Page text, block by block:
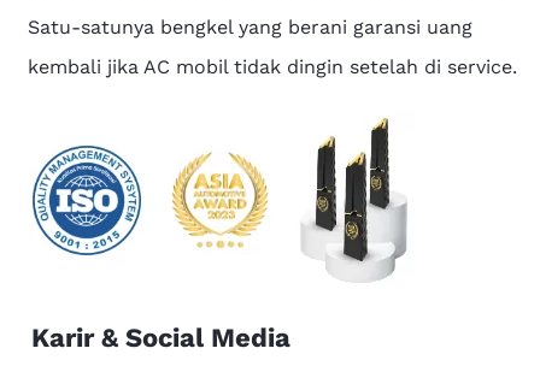
Satu-satunya bengkel yang berani garansi uang
kembali jika AC mobil tidak dingin setelah di service.
Karir & Social Media